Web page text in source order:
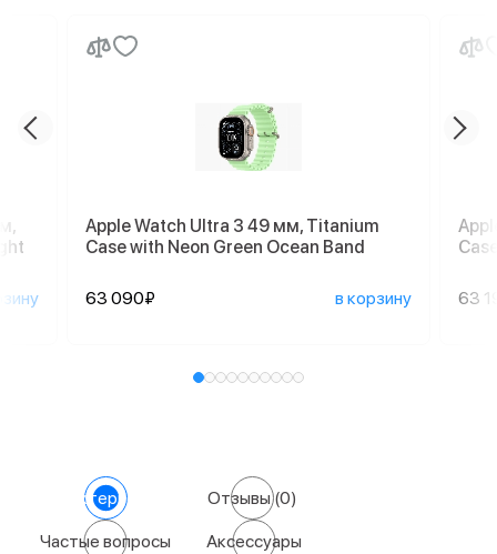
Apple Watch Ultra 3 49 мм, Titanium
Case with Neon Green Ocean Band
63 090₽ в корзину 63
Характеристики Отзывы(0)
Частые вопросы Аксессуары